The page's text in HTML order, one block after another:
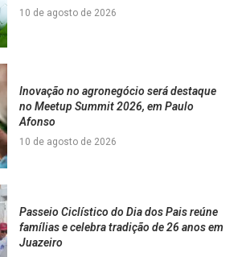
10 de agosto de 2026
Inovação no agronegócio será destaque
no Meetup Summit 2026, em Paulo
Afonso
10 de agosto de 2026
Passeio Ciclístico do Dia dos Pais reúne
famílias e celebra tradição de 26 anos em
Juazeiro